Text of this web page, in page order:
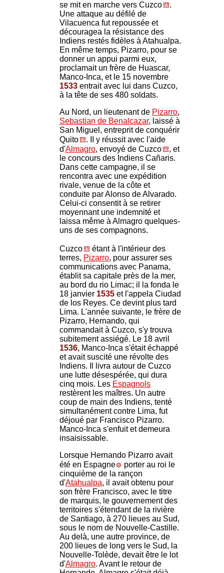
se mit en marche vers Cuzco
.
Une attaque au défilé de
Vilacuenca fut repoussée et
découragea la résistance des
Indiens restés fidèles à Atahualpa.
En même temps, Pizarro, pour se
donner un appui parmi eux,
proclamait un frère de Huascar,
Manco-Inca, et le 15 novembre
1533 entrait avec lui dans Cuzco,
à la tête de ses 480 soldats.
Au Nord, un lieutenant de Pizarro,
Sebastian de Benalcazar, laissé à
San Miguel, entreprit de conquérir
Quito
. II y réussit avec l'aide
d'Almagro, envoyé de Cuzco
, et
le concours des Indiens Cañaris.
Dans cette campagne, il se
rencontra avec une expédition
rivale, venue de la côte et
conduite par Alonso de Alvarado.
Celui-ci consentit à se retirer
moyennant une indemnité et
laissa même à Almagro quelques-
uns de ses compagnons.
Cuzco
étant à l'intérieur des
terres, Pizarro, pour assurer ses
communications avec Panama,
établit sa capitale près de la mer,
au bord du rio Limac; il la fonda le
18 janvier 1535 et l'appela Ciudad
de los Reyes. Ce devint plus tard
Lima. L'année suivante, le frère de
Pizarro, Hernando, qui
commandait à Cuzco, s'y trouva
subitement assiégé. Le 18 avril
1536, Manco-Inca s'était échappé
et avait suscité une révolte des
Indiens. Il livra autour de Cuzco
une lutte désespérée, qui dura
cinq mois. Les Espagnols
restèrent les maîtres. Un autre
coup de main des Indiens, tenté
simultanément contre Lima, fut
déjoué par Francisco Pizarro.
Manco-Inca s'enfuit et demeura
insaisissable.
Lorsque Hernando Pizarro avait
été en Espagne
porter au roi le
cinquième de la rançon
d'Atahualpa, il avait obtenu pour
son frère Francisco, avec le titre
de marquis, le gouvernement des
territoires s'étendant de la rivière
de Santiago, à 270 lieues au Sud,
sous le nom de Nouvelle-Castille.
Au delà, une autre province, de
200 lieues de long vers le Sud, la
Nouvelle-Tolède, devait être le lot
d'Almagro. Avant le retour de